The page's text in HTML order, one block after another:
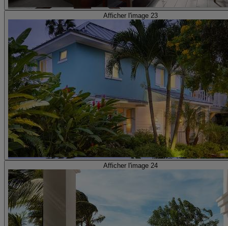
Afficher l'image 23
Afficher l'image 24